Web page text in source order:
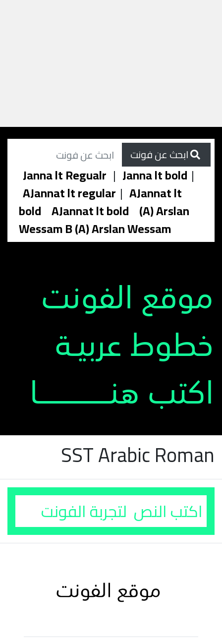
Janna lt Regualr | Janna lt bold |
AJannat lt regular | AJannat lt
bold AJannat lt bold (A) Arslan
Wessam B (A) Arslan Wessam
SST Arabic Roman